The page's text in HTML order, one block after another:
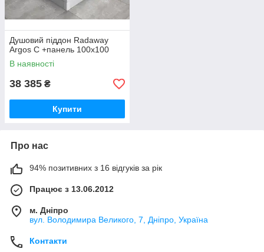
Душовий піддон Radaway
Argos C +панель 100x100
В наявності
38 385 ₴
Купити
Про нас
94% позитивних з 16 відгуків за рік
Працює з 13.06.2012
м. Дніпро
вул. Володимира Великого, 7, Дніпро, Україна
Контакти